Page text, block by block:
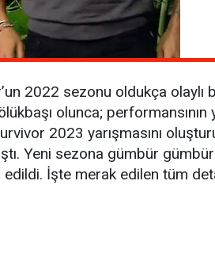
2022 sezonu oldukça olaylı
olunca;
2023 yarışmasını
Yeni sezona gümbür
edildi. İşte merak edilen tüm